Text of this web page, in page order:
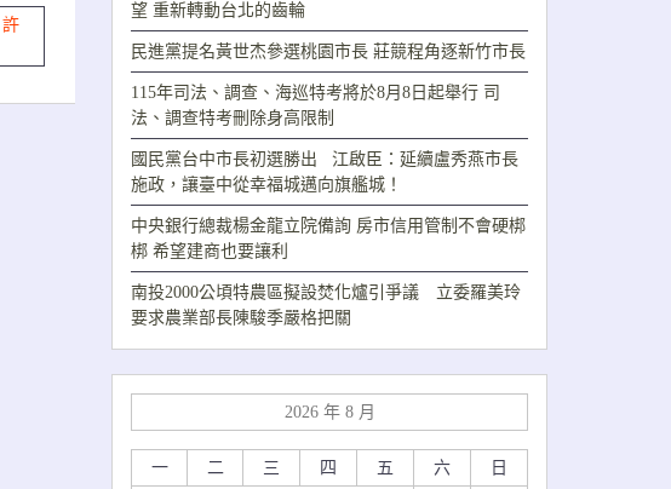
許
望 重新轉動台北的齒輪
民進黨提名黃世杰參選桃園市長 莊競程角逐新竹市長
115年司法、調查、海巡特考將於8月8日起舉行 司
法、調查特考刪除身高限制
國民黨台中市長初選勝出 江啟臣：延續盧秀燕市長
施政，讓臺中從幸福城邁向旗艦城！
中央銀行總裁楊金龍立院備詢 房市信用管制不會硬梆
梆 希望建商也要讓利
南投2000公頃特農區擬設焚化爐引爭議 立委羅美玲
要求農業部長陳駿季嚴格把關
2026 年 8 月
一 二 三 四 五 六 日